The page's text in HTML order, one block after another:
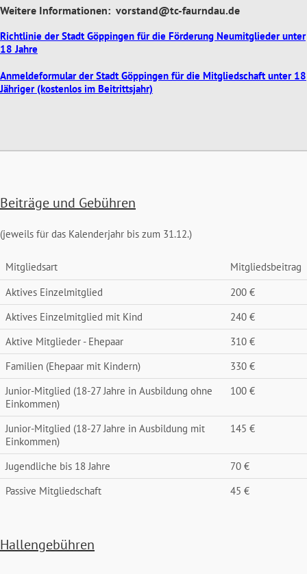
Weitere Informationen: vorstand@tc-faurndau.de
Richtlinie der Stadt Göppingen für die Förderung Neumitglieder unter
18 Jahre
Anmeldeformular der Stadt Göppingen für die Mitgliedschaft unter 18
Jähriger (kostenlos im Beitrittsjahr)
Beiträge und Gebühren
(jeweils für das Kalenderjahr bis zum 31.12.)
Mitgliedsart
Mitgliedsbeitrag
Aktives Einzelmitglied
200 €
Aktives Einzelmitglied mit Kind
240 €
Aktive Mitglieder - Ehepaar
310 €
Familien (Ehepaar mit Kindern)
330 €
Junior-Mitglied (18-27 Jahre in Ausbildung ohne
Einkommen)
100 €
Junior-Mitglied (18-27 Jahre in Ausbildung mit
Einkommen)
145 €
Jugendliche bis 18 Jahre
70 €
Passive Mitgliedschaft
45 €
Hallengebühren